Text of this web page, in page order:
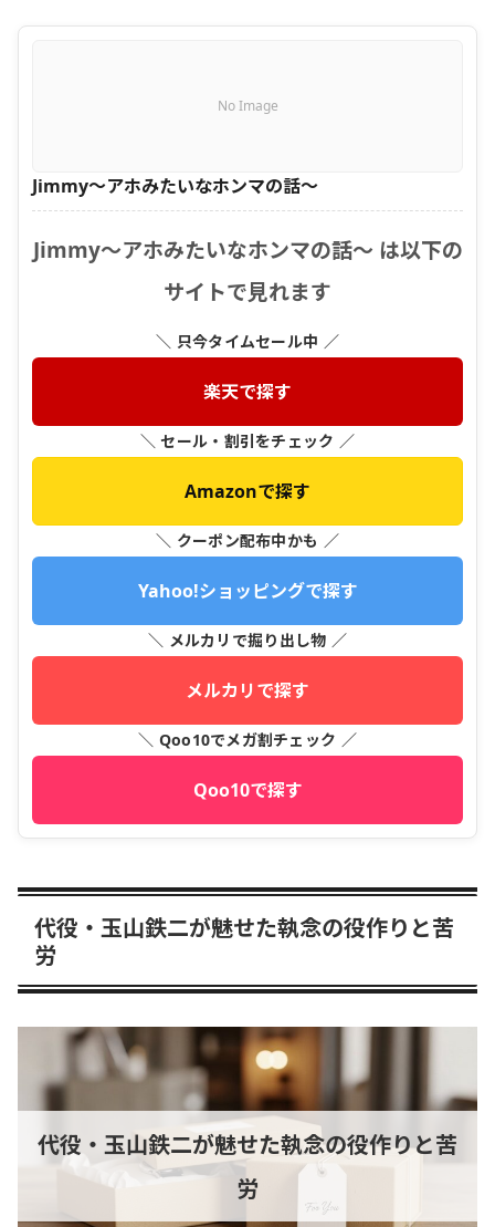
No Image
Jimmy〜アホみたいなホンマの話〜
Jimmy〜アホみたいなホンマの話〜 は以下の
サイトで見れます
＼ 只今タイムセール中 ／
楽天で探す
＼ セール・割引をチェック ／
Amazonで探す
＼ クーポン配布中かも ／
Yahoo!ショッピングで探す
＼ メルカリで掘り出し物 ／
メルカリで探す
＼ Qoo10でメガ割チェック ／
Qoo10で探す
代役・玉山鉄二が魅せた執念の役作りと苦
労
代役・玉山鉄二が魅せた執念の役作りと苦
労